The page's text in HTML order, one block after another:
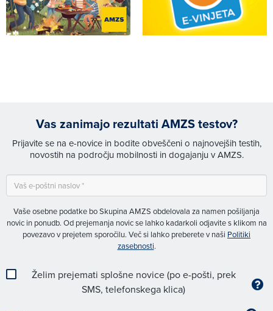
Vas zanimajo rezultati AMZS testov?
Prijavite se na e-novice in bodite obveščeni o najnovejših testih,
novostih na področju mobilnosti in dogajanju v AMZS.
Vaše osebne podatke bo Skupina AMZS obdelovala za namen pošiljanja
novic in ponudb. Od prejemanja novic se lahko kadarkoli odjavite s klikom na
povezavo v prejetem sporočilu. Več si lahko preberete v naši Politiki
zasebnosti.
Želim prejemati splošne novice (po e-pošti, prek
SMS, telefonskega klica)